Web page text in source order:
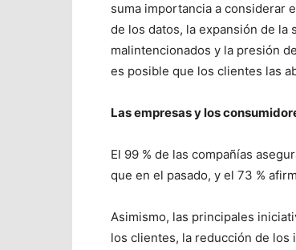
suma importancia a considerar
de los datos, la expansión de
malintencionados y la presión
es posible que los clientes las
Las empresas y los
El 99 % de las compañías
que en el pasado, y el 73 %
Asimismo, las principales
los clientes, la reducción de